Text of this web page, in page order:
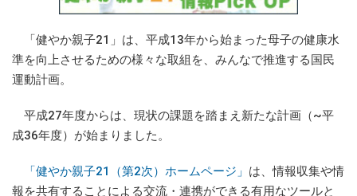
「健やか親子21」は、平成13年から始まった母子の健康水
準を向上させるための様々な取組を、みんなで推進する国民
運動計画。
平成27年度からは、現状の課題を踏まえ新たな計画（~平
成36年度）が始まりました。
「健やか親子21（第2次）ホームページ」 は、情報収集や情
報を共有することによる交流・連携ができる有用なツールと